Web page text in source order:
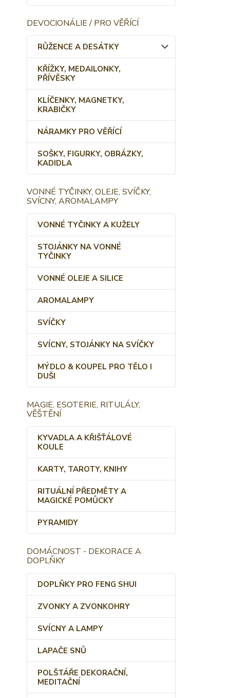
DEVOCIONÁLIE / PRO VĚŘÍCÍ
RŮŽENCE A DESÁTKY
KŘÍŽKY, MEDAILONKY,
PŘÍVĚSKY
KLÍČENKY, MAGNETKY,
KRABIČKY
NÁRAMKY PRO VĚŘÍCÍ
SOŠKY, FIGURKY, OBRÁZKY,
KADIDLA
VONNÉ TYČINKY, OLEJE, SVÍČKY,
SVÍCNY, AROMALAMPY
VONNÉ TYČINKY A KUŽELY
STOJÁNKY NA VONNÉ
TYČINKY
VONNÉ OLEJE A SILICE
AROMALAMPY
SVÍČKY
SVÍCNY, STOJÁNKY NA SVÍČKY
MÝDLO & KOUPEL PRO TĚLO I
DUŠI
MAGIE, ESOTERIE, RITULÁLY,
VĚŠTĚNÍ
KYVADLA A KŘIŠŤÁLOVÉ
KOULE
KARTY, TAROTY, KNIHY
RITUÁLNÍ PŘEDMĚTY A
MAGICKÉ POMŮCKY
PYRAMIDY
DOMÁCNOST - DEKORACE A
DOPLŇKY
DOPLŇKY PRO FENG SHUI
ZVONKY A ZVONKOHRY
SVÍCNY A LAMPY
LAPAČE SNŮ
POLŠTÁŘE DEKORAČNÍ,
MEDITAČNÍ